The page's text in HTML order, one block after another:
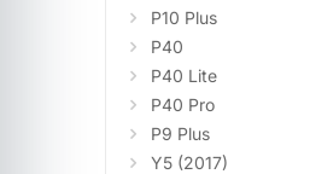
P10 Plus
P40
P40 Lite
P40 Pro
P9 Plus
Y5 (2017)